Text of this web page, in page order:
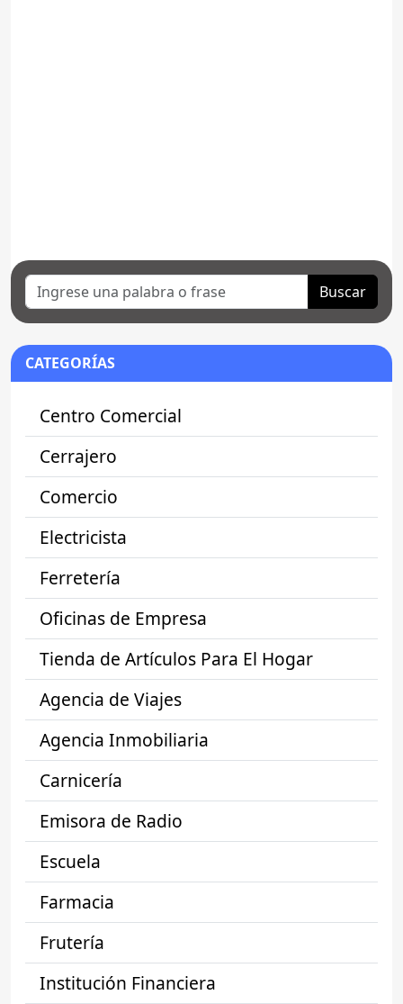
Buscar
CATEGORÍAS
Centro Comercial
Cerrajero
Comercio
Electricista
Ferretería
Oficinas de Empresa
Tienda de Artículos Para El Hogar
Agencia de Viajes
Agencia Inmobiliaria
Carnicería
Emisora de Radio
Escuela
Farmacia
Frutería
Institución Financiera